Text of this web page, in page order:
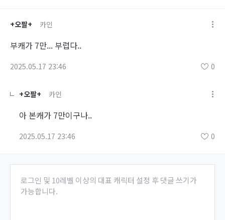
+오팔+ 카인
부캐가 7만... 부럽다..
2025.05.17 23:46 0
+오팔+ 카인
아 본캐가 7만이구나..
2025.05.17 23:46 0
로그인 및 10레벨 이상의 대표 캐릭터 설정 후 댓글 쓰기가
가능합니다.